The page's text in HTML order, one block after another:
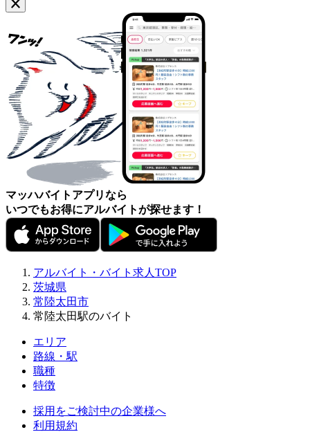
マッハバイトアプリなら
いつでもお得にアルバイトが探せます！
アルバイト・バイト求人TOP
茨城県
常陸太田市
常陸太田駅のバイト
エリア
路線・駅
職種
特徴
採用をご検討中の企業様へ
利用規約